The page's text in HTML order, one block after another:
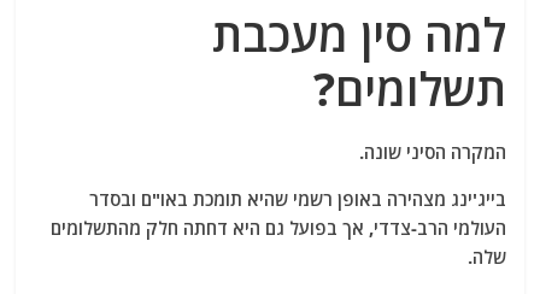
למה סין מעכבת
תשלומים?
המקרה הסיני שונה.
בייג'ינג מצהירה באופן רשמי שהיא תומכת באו"ם ובסדר
העולמי הרב-צדדי, אך בפועל גם היא דחתה חלק מהתשלומים
שלה.